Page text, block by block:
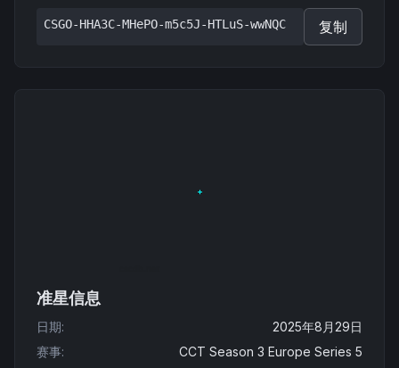
CSGO-HHA3C-MHePO-m5c5J-HTLuS-wwNQC 复制
准星信息
日期:
2025年8月29日
赛事:
CCT Season 3 Europe Series 5